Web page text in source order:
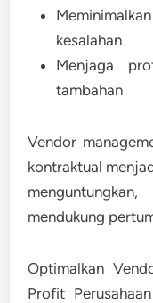
kesalahan
Menjaga
tambahan
Vendor
kontraktual
mendukung
Optimalkan
Profit